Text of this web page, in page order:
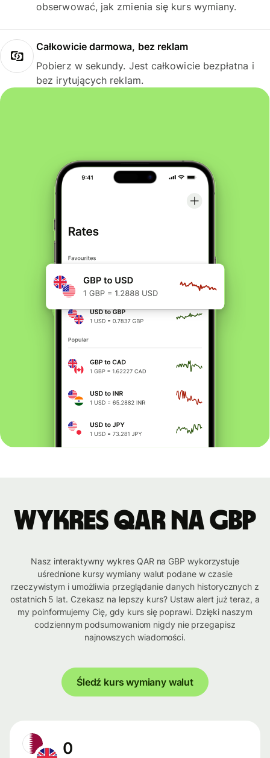
obserwować, jak zmienia się kurs wymiany.
Całkowicie darmowa, bez reklam
Pobierz w sekundy. Jest całkowicie bezpłatna i
bez irytujących reklam.
Wykres QAR na GBP
Nasz interaktywny wykres QAR na GBP wykorzystuje
uśrednione kursy wymiany walut podane w czasie
rzeczywistym i umożliwia przeglądanie danych historycznych z
ostatnich 5 lat. Czekasz na lepszy kurs? Ustaw alert już teraz, a
my poinformujemy Cię, gdy kurs się poprawi. Dzięki naszym
codziennym podsumowaniom nigdy nie przegapisz
najnowszych wiadomości.
Śledź kurs wymiany walut
0